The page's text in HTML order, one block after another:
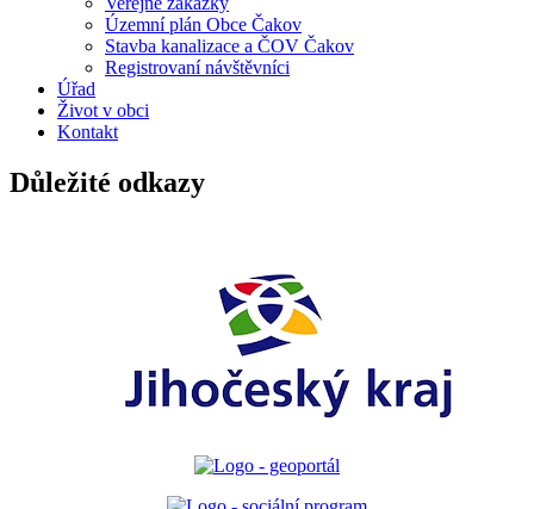
Územní plán Obce Čakov
Stavba kanalizace a ČOV Čakov
Registrovaní návštěvníci
Úřad
Život v obci
Kontakt
Důležité odkazy